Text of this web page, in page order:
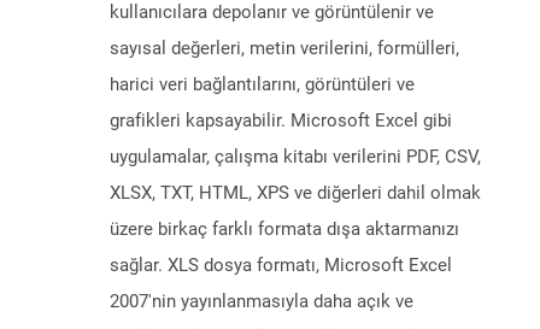
kullanıcılara depolanır ve görüntülenir ve
sayısal değerleri, metin verilerini, formülleri,
harici veri bağlantılarını, görüntüleri ve
grafikleri kapsayabilir. Microsoft Excel gibi
uygulamalar, çalışma kitabı verilerini PDF, CSV,
XLSX, TXT, HTML, XPS ve diğerleri dahil olmak
üzere birkaç farklı formata dışa aktarmanızı
sağlar. XLS dosya formatı, Microsoft Excel
2007'nin yayınlanmasıyla daha açık ve